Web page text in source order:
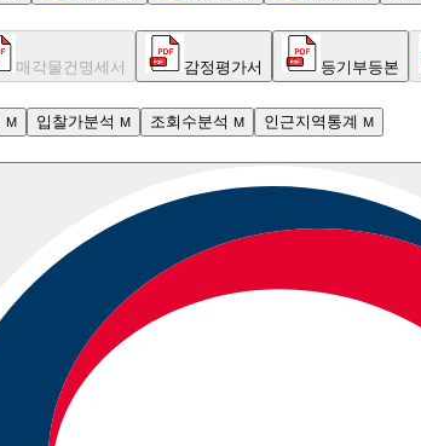
매각물건명세서 감정평가서 등기부등본
M 입찰가분석 M 조회수분석 M 인근지역통계 M